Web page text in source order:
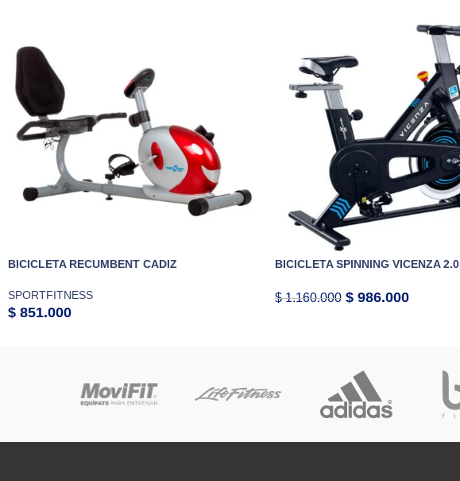
BICICLETA RECUMBENT CADIZ
SPORTFITNESS
$ 851.000
BICICLETA SPINNING VICENZA 2.0
$1.160.000 $ 986.000